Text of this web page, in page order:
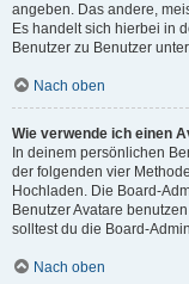
angeben. Das andere,
Es handelt sich hierbei in
Benutzer zu Benutzer
Nach oben
Wie verwende ich einen
In deinem persönlichen
der folgenden vier
Hochladen. Die Board-
Benutzer Avatare
solltest du die Board-
Nach oben